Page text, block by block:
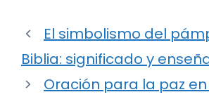
El simbolismo del
Biblia: significado y
Oración para la paz